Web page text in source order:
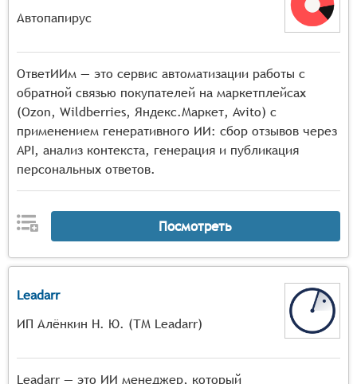
Автопапирус
ОтветИИм — это сервис автоматизации работы с
обратной связью покупателей на маркетплейсах
(Ozon, Wildberries, Яндекс.Маркет, Avito) с
применением генеративного ИИ: сбор отзывов через
API, анализ контекста, генерация и публикация
персональных ответов.
Посмотреть
Leadarr
ИП Алёнкин Н. Ю. (ТМ Leadarr)
Leadarr — это ИИ менеджер, который